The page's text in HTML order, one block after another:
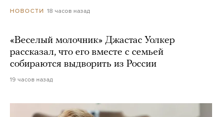
НОВОСТИ 18 часов назад
«Веселый молочник» Джастас Уолкер
рассказал, что его вместе с семьей
собираются выдворить из России
19 часов назад